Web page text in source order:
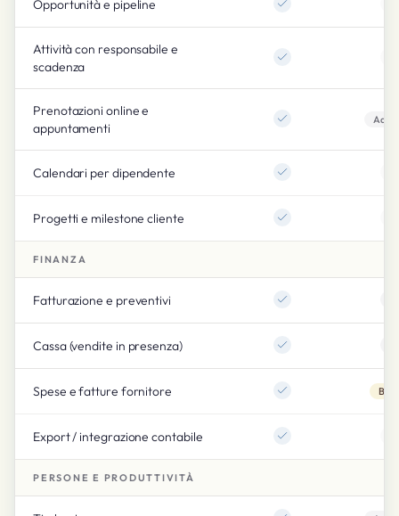
Opportunità e pipeline
Attività con responsabile e
scadenza
Prenotazioni online e
appuntamenti
Add-
Calendari per dipendente
Progetti e milestone cliente
FINANZA
Fatturazione e preventivi
Cassa (vendite in presenza)
Spese e fatture fornitore Base
Export / integrazione contabile
PERSONE E PRODUTTIVITÀ